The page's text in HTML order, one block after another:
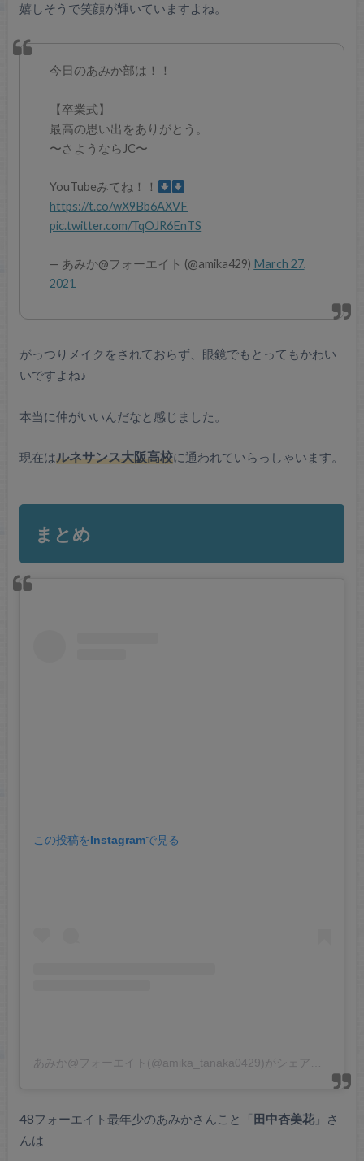
嬉しそうで笑顔が輝いていますよね。
今日のあみか部は！！
【卒業式】
最高の思い出をありがとう。
〜さようならJC〜
YouTubeみてね！！
https://t.co/wX9Bb6AXVF
pic.twitter.com/TqOJR6EnTS
— あみか@フォーエイト (@amika429) March 27,
2021
がっつりメイクをされておらず、眼鏡でもとってもかわい
いですよね♪
本当に仲がいいんだなと感じました。
現在はルネサンス大阪高校に通われていらっしゃいます。
まとめ
この投稿をInstagramで見る
48フォーエイト最年少のあみかさんこと「 田中杏美花」さ
んは